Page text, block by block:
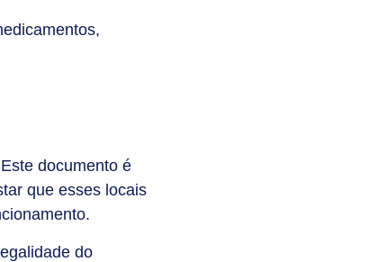
documento é
que esses locais
do